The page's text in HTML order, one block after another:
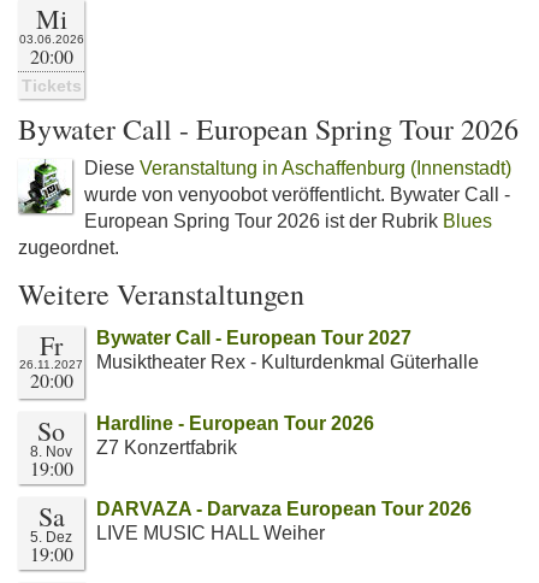
Mi
03.06.2026
20:00
Tickets
Bywater Call - European Spring Tour 2026
Diese Veranstaltung in Aschaffenburg (Innenstadt)
wurde von venyoobot veröffentlicht. Bywater Call -
European Spring Tour 2026 ist der Rubrik Blues
zugeordnet.
Weitere Veranstaltungen
Fr
26.11.2027
20:00
Bywater Call - European Tour 2027
Musiktheater Rex - Kulturdenkmal Güterhalle
So
8. Nov
19:00
Hardline - European Tour 2026
Z7 Konzertfabrik
Sa
5. Dez
19:00
DARVAZA - Darvaza European Tour 2026
LIVE MUSIC HALL Weiher